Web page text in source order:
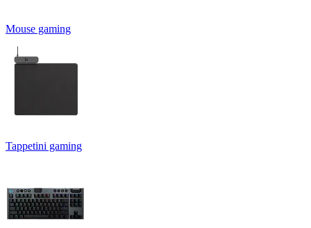
Mouse gaming
Tappetini gaming